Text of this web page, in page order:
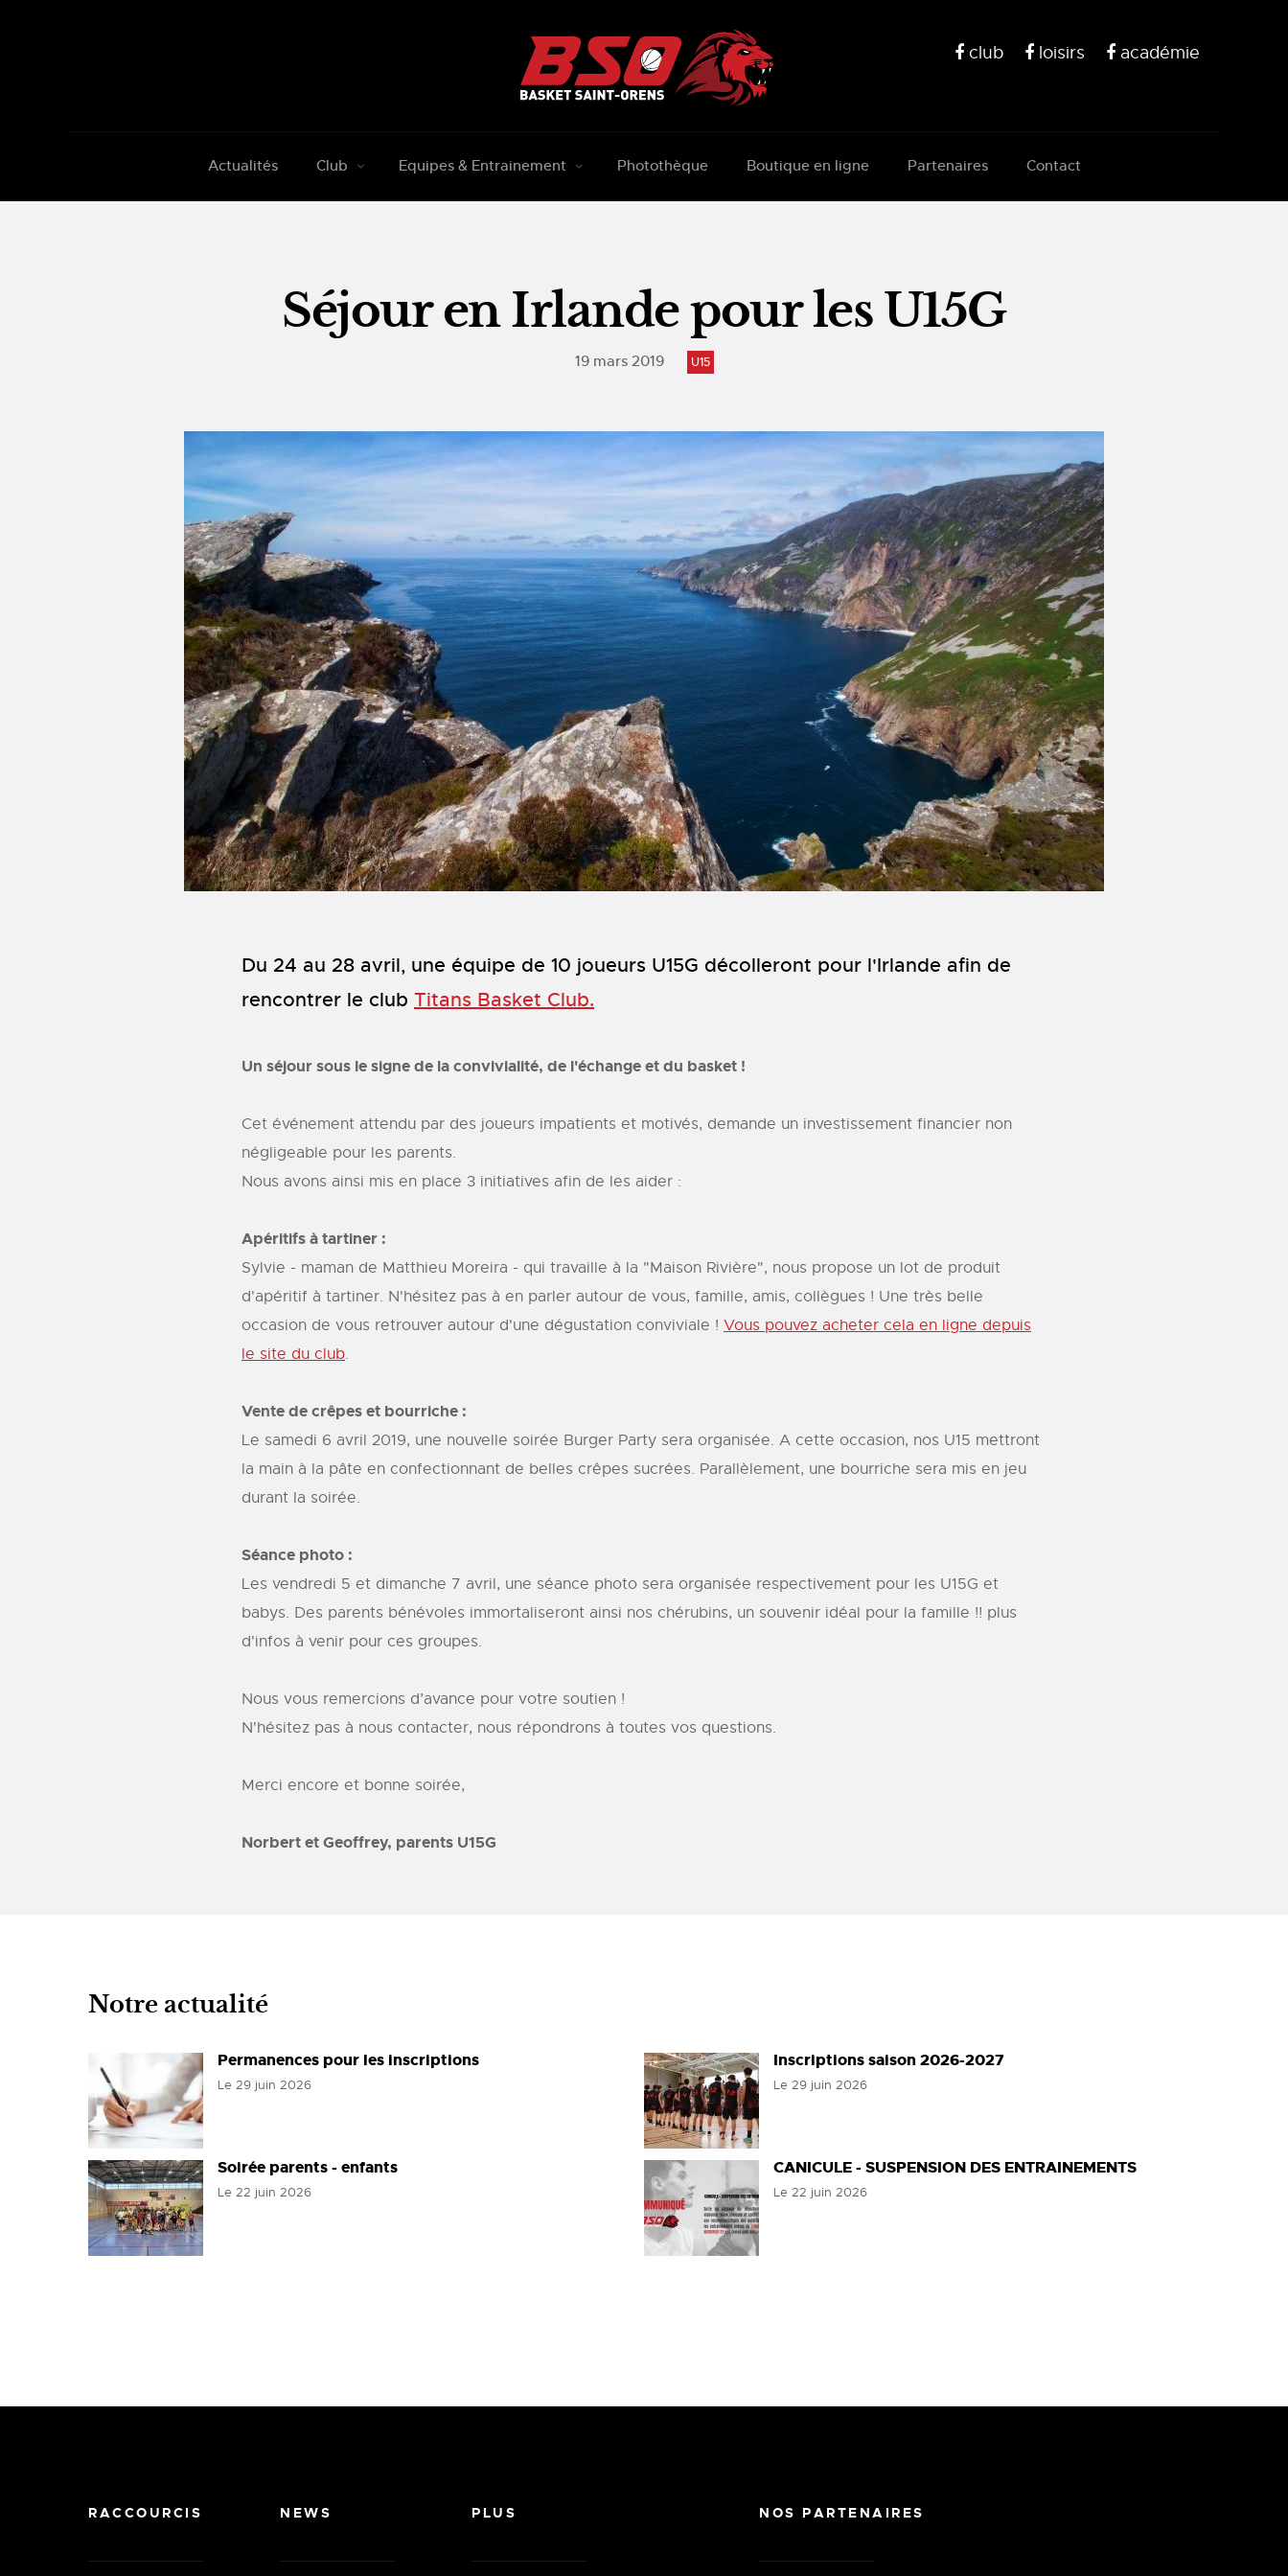
club loisirs académie
Actualités Club Equipes & Entrainement Photothèque Boutique en ligne Partenaires Contact
Séjour en Irlande pour les U15G
19 mars 2019 U15
Du 24 au 28 avril, une équipe de 10 joueurs U15G décolleront pour l'Irlande afin de
rencontrer le club Titans Basket Club.
Un séjour sous le signe de la convivialité, de l'échange et du basket !
Cet événement attendu par des joueurs impatients et motivés, demande un investissement financier non
négligeable pour les parents.
Nous avons ainsi mis en place 3 initiatives afin de les aider :
Apéritifs à tartiner :
Sylvie - maman de Matthieu Moreira - qui travaille à la "Maison Rivière", nous propose un lot de produit
d'apéritif à tartiner. N'hésitez pas à en parler autour de vous, famille, amis, collègues ! Une très belle
occasion de vous retrouver autour d'une dégustation conviviale ! Vous pouvez acheter cela en ligne depuis
le site du club.
Vente de crêpes et bourriche :
Le samedi 6 avril 2019, une nouvelle soirée Burger Party sera organisée. A cette occasion, nos U15 mettront
la main à la pâte en confectionnant de belles crêpes sucrées. Parallèlement, une bourriche sera mis en jeu
durant la soirée.
Séance photo :
Les vendredi 5 et dimanche 7 avril, une séance photo sera organisée respectivement pour les U15G et
babys. Des parents bénévoles immortaliseront ainsi nos chérubins, un souvenir idéal pour la famille !! plus
d'infos à venir pour ces groupes.
Nous vous remercions d’avance pour votre soutien !
N'hésitez pas à nous contacter, nous répondrons à toutes vos questions.
Merci encore et bonne soirée,
Norbert et Geoffrey, parents U15G
Notre actualité
Permanences pour les inscriptions
Le 29 juin 2026
Inscriptions saison 2026-2027
Le 29 juin 2026
Soirée parents - enfants
Le 22 juin 2026
CANICULE - SUSPENSION DES ENTRAINEMENTS
Le 22 juin 2026
RACCOURCIS NEWS PLUS NOS PARTENAIRES